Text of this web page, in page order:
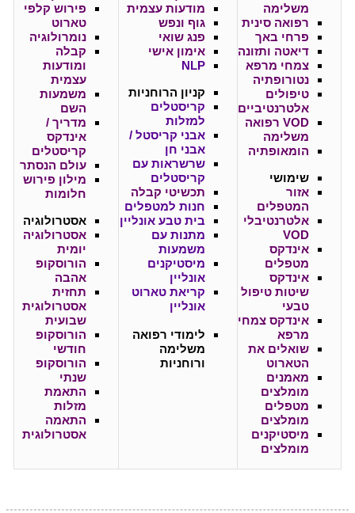
משלימה
רפואה סינית
פרחי באך
דיאטה ותזונה
צמחי מרפא
נטורופתיה
טיפולים
אלטרנטיביים
VOD רפואה
משלימה
הומאופתיה
שימושי
אזור
המטפלים
אלטרנטיבלי
VOD
אינדקס
מטפלים
אינדקס
שיטות טיפול
טבעי
אינדקס צמחי
מרפא
שואלים את
הטארוט
מאמנים
מומלצים
מטפלים
מומלצים
מיסטיקנים
מומלצים
מודעות עצמית
גוף ונפש
פנג שואי
אימון אישי
NLP
קניון הרוחניות
קריסטלים
למזלות
אבני קריסטל /
אבני חן
שרשראות עם
קריסטלים
תכשיטי קבלה
חנות למטפלים
בית טבע אונליין
מתנות עם
משמעות
מיסטיקנים
אונליין
קריאת טארוט
אונליין
לימודי רפואה
משלימה
ורוחניות
פירוש קלפי
טארוט
נומרולוגיה
קבלה
ומודעות
עצמית
משמעות
השם
מדריך /
אינדקס
קריסטלים
עולם הנסתר
מילון פירוש
חלומות
אסטרולוגיה
אסטרולוגיה
יומית
הורוסקופ
אהבה
תחזית
אסטרולוגית
שבועית
הורוסקופ
חודשי
הורוסקופ
שנתי
התאמת
מזלות
התאמה
אסטרולוגית